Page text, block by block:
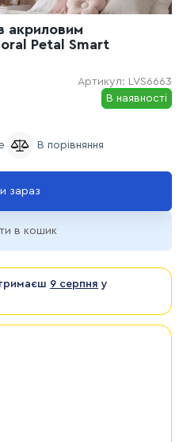
акриловим
Petal Smart
Артикул: LVS6663
В наявності
в кошик
9 серпня у
зараз